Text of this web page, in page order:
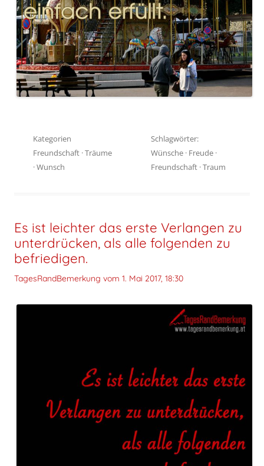
Kategorien
Freundschaft ·Träume
·Wunsch
Schlagwörter:
Wünsche · Freude ·
Freundschaft ·Traum
Es ist leichter das erste Verlangen zu
unterdrücken, als alle folgenden zu
befriedigen.
TagesRandBemerkung vom 1. Mai 2017, 18:30